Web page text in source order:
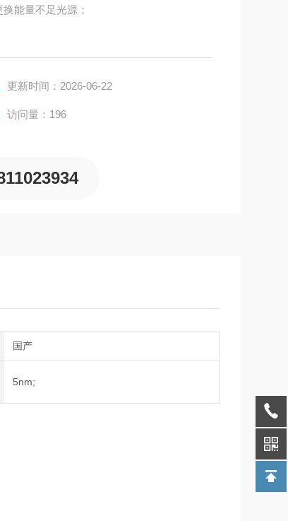
能量不足光源；
扫描波长；
更新时间：2026-06-22
访问量：196
国产
5nm;